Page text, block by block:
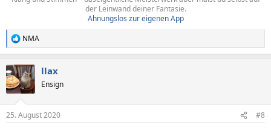
der Leinwand deiner Fantasie.
Ahnungslos zur eigenen App
R
e
k
t
i
e
NMA
llax
Ensign
25. August 2020 #8